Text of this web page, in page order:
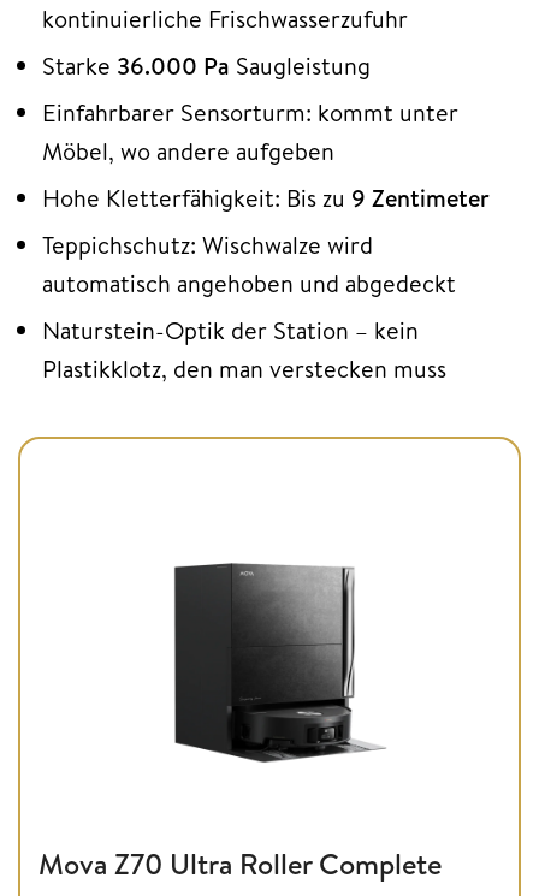
kontinuierliche Frischwasserzufuhr
Starke 36.000 Pa Saugleistung
Einfahrbarer Sensorturm: kommt unter
Möbel, wo andere aufgeben
Hohe Kletterfähigkeit: Bis zu 9 Zentimeter
Teppichschutz: Wischwalze wird
automatisch angehoben und abgedeckt
Naturstein-Optik der Station – kein
Plastikklotz, den man verstecken muss
Mova Z70 Ultra Roller Complete